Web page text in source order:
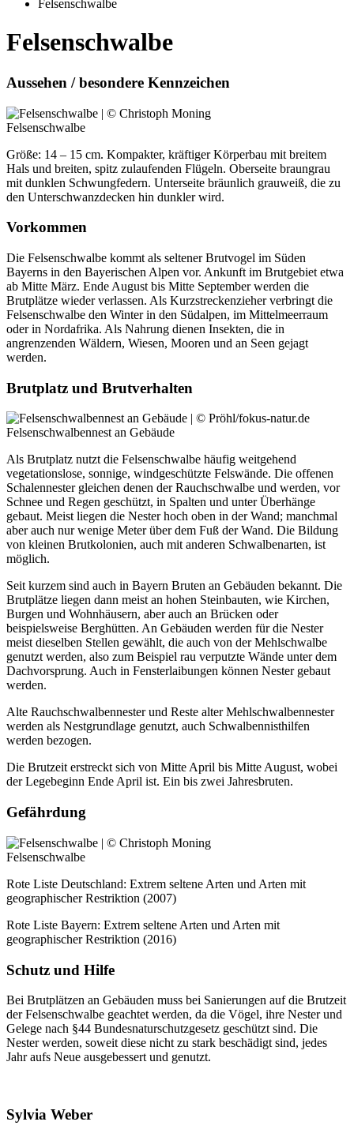
Felsenschwalbe
Felsenschwalbe
Aussehen / besondere Kennzeichen
Felsenschwalbe
Größe: 14 – 15 cm. Kompakter, kräftiger Körperbau mit breitem
Hals und breiten, spitz zulaufenden Flügeln. Oberseite braungrau
mit dunklen Schwungfedern. Unterseite bräunlich grauweiß, die zu
den Unterschwanzdecken hin dunkler wird.
Vorkommen
Die Felsenschwalbe kommt als seltener Brutvogel im Süden
Bayerns in den Bayerischen Alpen vor. Ankunft im Brutgebiet etwa
ab Mitte März. Ende August bis Mitte September werden die
Brutplätze wieder verlassen. Als Kurzstreckenzieher verbringt die
Felsenschwalbe den Winter in den Südalpen, im Mittelmeerraum
oder in Nordafrika. Als Nahrung dienen Insekten, die in
angrenzenden Wäldern, Wiesen, Mooren und an Seen gejagt
werden.
Brutplatz und Brutverhalten
Felsenschwalbennest an Gebäude
Als Brutplatz nutzt die Felsenschwalbe häufig weitgehend
vegetationslose, sonnige, windgeschützte Felswände. Die offenen
Schalennester gleichen denen der Rauchschwalbe und werden, vor
Schnee und Regen geschützt, in Spalten und unter Überhänge
gebaut. Meist liegen die Nester hoch oben in der Wand; manchmal
aber auch nur wenige Meter über dem Fuß der Wand. Die Bildung
von kleinen Brutkolonien, auch mit anderen Schwalbenarten, ist
möglich.
Seit kurzem sind auch in Bayern Bruten an Gebäuden bekannt. Die
Brutplätze liegen dann meist an hohen Steinbauten, wie Kirchen,
Burgen und Wohnhäusern, aber auch an Brücken oder
beispielsweise Berghütten. An Gebäuden werden für die Nester
meist dieselben Stellen gewählt, die auch von der Mehlschwalbe
genutzt werden, also zum Beispiel rau verputzte Wände unter dem
Dachvorsprung. Auch in Fensterlaibungen können Nester gebaut
werden.
Alte Rauchschwalbennester und Reste alter Mehlschwalbennester
werden als Nestgrundlage genutzt, auch Schwalbennisthilfen
werden bezogen.
Die Brutzeit erstreckt sich von Mitte April bis Mitte August, wobei
der Legebeginn Ende April ist. Ein bis zwei Jahresbruten.
Gefährdung
Felsenschwalbe
Rote Liste Deutschland: Extrem seltene Arten und Arten mit
geographischer Restriktion (2007)
Rote Liste Bayern: Extrem seltene Arten und Arten mit
geographischer Restriktion (2016)
Schutz und Hilfe
Bei Brutplätzen an Gebäuden muss bei Sanierungen auf die Brutzeit
der Felsenschwalbe geachtet werden, da die Vögel, ihre Nester und
Gelege nach §44 Bundesnaturschutzgesetz geschützt sind. Die
Nester werden, soweit diese nicht zu stark beschädigt sind, jedes
Jahr aufs Neue ausgebessert und genutzt.
Sylvia Weber